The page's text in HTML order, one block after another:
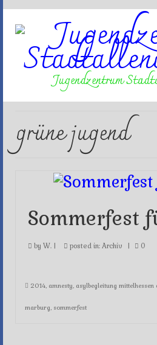
Jugendzentrum
grüne jugend
Sommerfest
by W. | posted in: Archiv | 0
2014 amnesty asylbegleitung mittelhessen
marburg sommerfest